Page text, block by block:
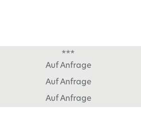
***
Auf Anfrage
Auf Anfrage
Auf Anfrage